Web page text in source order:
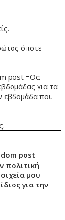
όποτε
post =Θα
για τα
εβδομάδα που
post
πολιτική
μου
για την